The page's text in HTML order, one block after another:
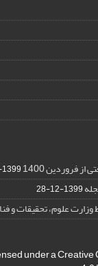
فروردین 1400 1399-12-28
1399-12-28
وزارت علوم، تحقیقات و
under a